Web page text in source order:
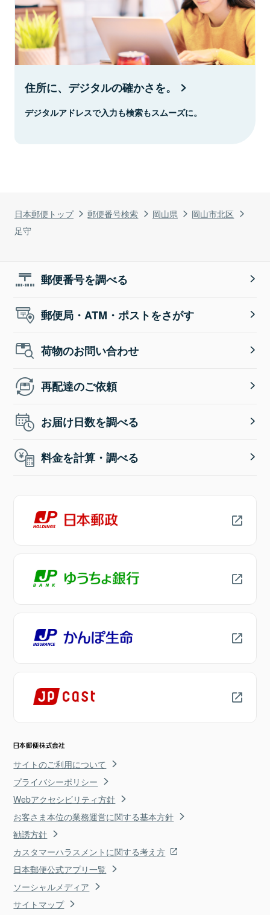
日本郵便トップ 郵便番号検索 岡山県
岡山市北区
足守
住所に、デジタルの確かさを。
デジタルアドレスで入力も検索もスムーズに。
郵便番号を調べる
郵便局・ATM・ポストをさがす
荷物のお問い合わせ
再配達のご依頼
お届け日数を調べる
料金を計算・調べる
サイトのご利用について
プライバシーポリシー
Webアクセシビリティ方針
お客さま本位の業務運営に関する基本方針
勧誘方針
カスタマーハラスメントに関する考え方
日本郵便公式アプリ一覧
ソーシャルメディア
サイトマップ